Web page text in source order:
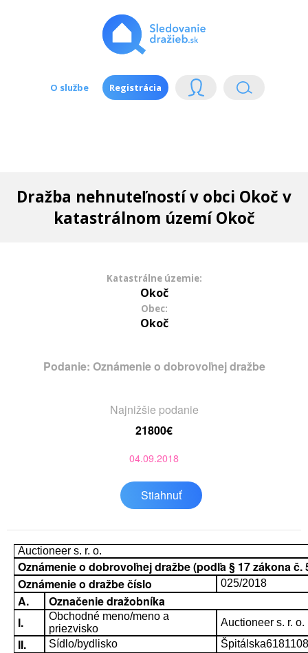
O službe Registrácia
Dražba nehnuteľností v obci Okoč v
katastrálnom území Okoč
Katastrálne územie:
Okoč
Obec:
Okoč
Podanie: Oznámenie o dobrovoľnej dražbe
Najnižšie podanie
21800€
04.09.2018
Stiahnuť
Auctioneer s. r. o.
Oznámenie o dobrovoľnej dražbe (podľa § 17 zákona č.
Oznámenie o dražbe číslo
025/2018
A.
Označenie dražobníka
I.
Obchodné meno/meno a
priezvisko
Auctioneer s. r. o.
II. Sídlo/bydlisko